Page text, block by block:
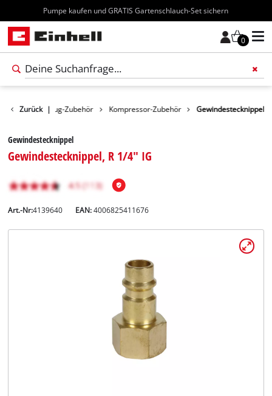
Kostenloser Versand ab 70€
0
Zurück |
Werkzeug-Zubehör Kompressor-Zubehör Gewindestecknippel
Gewindestecknippel
Gewindestecknippel, R 1/4" IG
Art.-Nr:4139640 EAN:4006825411676